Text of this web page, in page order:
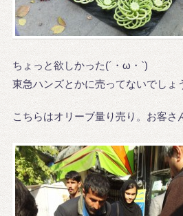
ちょっと欲しかった(´・ω・`)
東急ハンズとかに売ってないでしょ
こちらはオリーブ量り売り。お客さ